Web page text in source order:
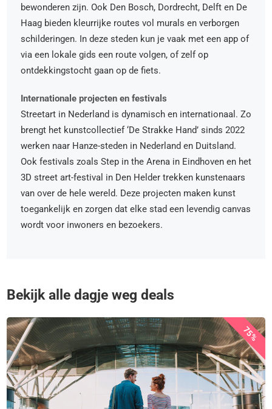
bewonderen zijn. Ook Den Bosch, Dordrecht, Delft en De
Haag bieden kleurrijke routes vol murals en verborgen
schilderingen. In deze steden kun je vaak met een app of
via een lokale gids een route volgen, of zelf op
ontdekkingstocht gaan op de fiets.
Internationale projecten en festivals
Streetart in Nederland is dynamisch en internationaal. Zo
brengt het kunstcollectief ‘De Strakke Hand’ sinds 2022
werken naar Hanze-steden in Nederland en Duitsland.
Ook festivals zoals Step in the Arena in Eindhoven en het
3D street art-festival in Den Helder trekken kunstenaars
van over de hele wereld. Deze projecten maken kunst
toegankelijk en zorgen dat elke stad een levendig canvas
wordt voor inwoners en bezoekers.
Bekijk alle dagje weg deals
75%